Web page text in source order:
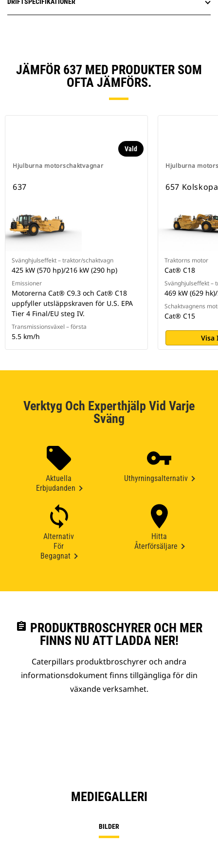
DRIFTSPECIFIKATIONER
JÄMFÖR 637 MED PRODUKTER SOM
OFTA JÄMFÖRS.
Hjulburna motorschaktvagnar
Vald
637
Svänghjulseffekt – traktor/schaktvagn
425 kW (570 hp)/216 kW (290 hp)
Emissioner
Motorerna Cat® C9.3 och Cat® C18
uppfyller utsläppskraven för U.S. EPA
Tier 4 Final/EU steg IV.
Transmissionsväxel – första
5.5 km/h
Hjulburna
657 Kolskopa
Traktorns motor
Cat® C18
Svänghjulseffekt –
469 kW (629
Schaktvagnens
Cat® C15
Visa
Verktyg Och Experthjälp Vid Varje
Sväng
Aktuella
Erbjudanden
Uthyrningsalternativ
Alternativ
För
Begagnat
Hitta
Återförsäljare
assignment PRODUKTBROSCHYRER OCH MER
FINNS NU ATT LADDA NER!
Caterpillars produktbroschyrer och andra
informationsdokument finns tillgängliga för din
växande verksamhet.
MEDIEGALLERI
BILDER